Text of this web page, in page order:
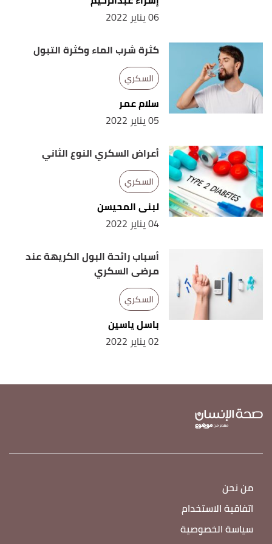
06 يناير 2022
كثرة شرب الماء وكثرة التبول
السكري
سلام عمر
05 يناير 2022
أعراض السكري النوع الثاني
السكري
لبنى المحيسن
04 يناير 2022
أسباب رائحة البول الكريهة عند
مرضى السكري
السكري
باسل ياسين
02 يناير 2022
من نحن
اتفاقية الاستخدام
سياسة الخصوصية